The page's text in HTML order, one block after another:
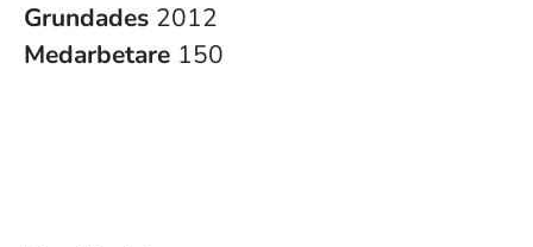
Grundades 2012
Medarbetare 150